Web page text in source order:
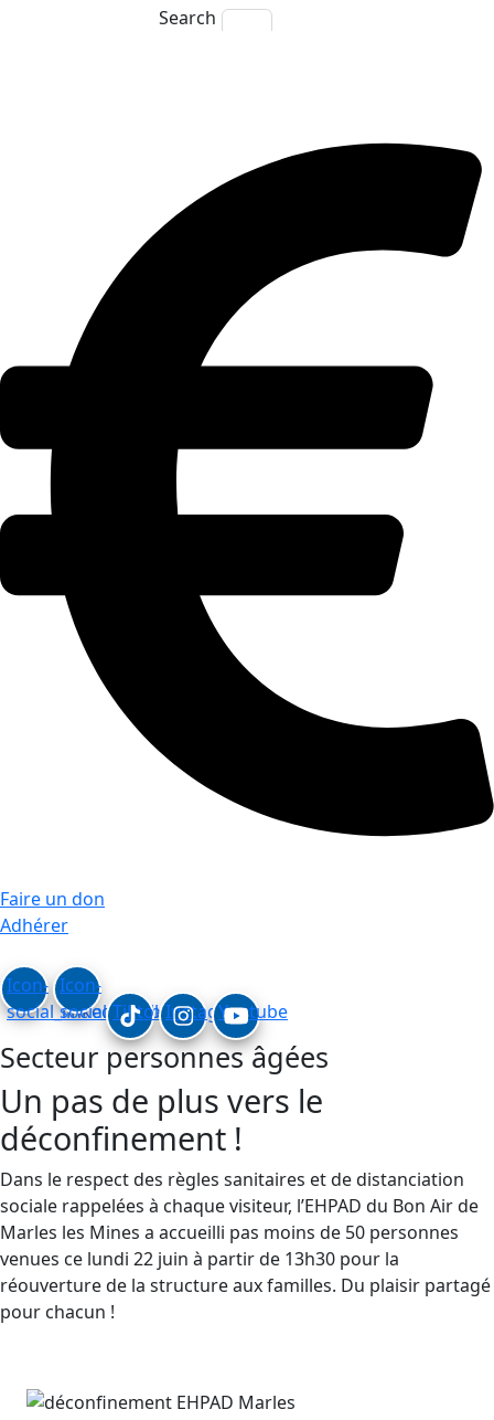
Faire un don
Adhérer
Icon-
social_linkedin
Icon-
social_facebook
TiktokInstagramYoutube
Search
Secteur personnes âgées
Un pas de plus vers le
déconfinement !
Dans le respect des règles sanitaires et de distanciation
sociale rappelées à chaque visiteur, l’EHPAD du Bon Air de
Marles les Mines a accueilli pas moins de 50 personnes
venues ce lundi 22 juin à partir de 13h30 pour la
réouverture de la structure aux familles. Du plaisir partagé
pour chacun !